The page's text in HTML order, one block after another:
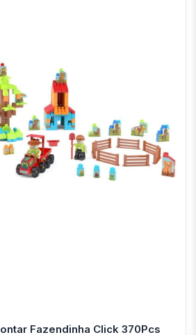
Fazendinha Click 370Pcs